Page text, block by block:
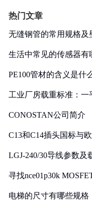
热门文章
无缝钢管的常用规格及
生活中常见的传感器有
PE100管材的含义是什
工业厂房载重标准：
CONOSTAN公司简介
C13和C14插头国标与
LGJ-240/30导线参数及
寻找nce01p30k
电梯的尺寸有哪些规格